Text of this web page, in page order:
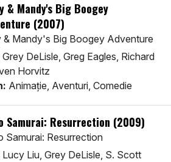
& Mandy's Big Boogey
(2007)
& Mandy's Big Boogey Adventure
Grey DeLisle, Greg Eagles, Richard
Horvitz
Animaţie, Aventuri, Comedie
Samurai: Resurrection (2009)
Samurai: Resurrection
Lucy Liu, Grey DeLisle, S. Scott